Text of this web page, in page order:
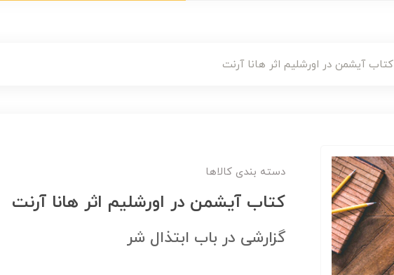
کتاب آیشمن در اورشلیم اثر هانا آرنت
دسته بندی کالاها
کتاب آیشمن در اورشلیم اثر هانا آرنت
گزارشی در باب ابتذال شر